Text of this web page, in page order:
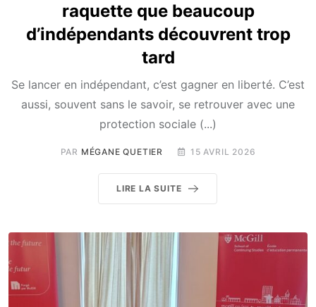
raquette que beaucoup
d’indépendants découvrent trop
tard
Se lancer en indépendant, c’est gagner en liberté. C’est
aussi, souvent sans le savoir, se retrouver avec une
protection sociale (...)
PAR MÉGANE QUETIER 15 AVRIL 2026
LIRE LA SUITE